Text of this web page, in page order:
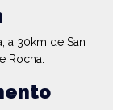
a 30km de San
Rocha.